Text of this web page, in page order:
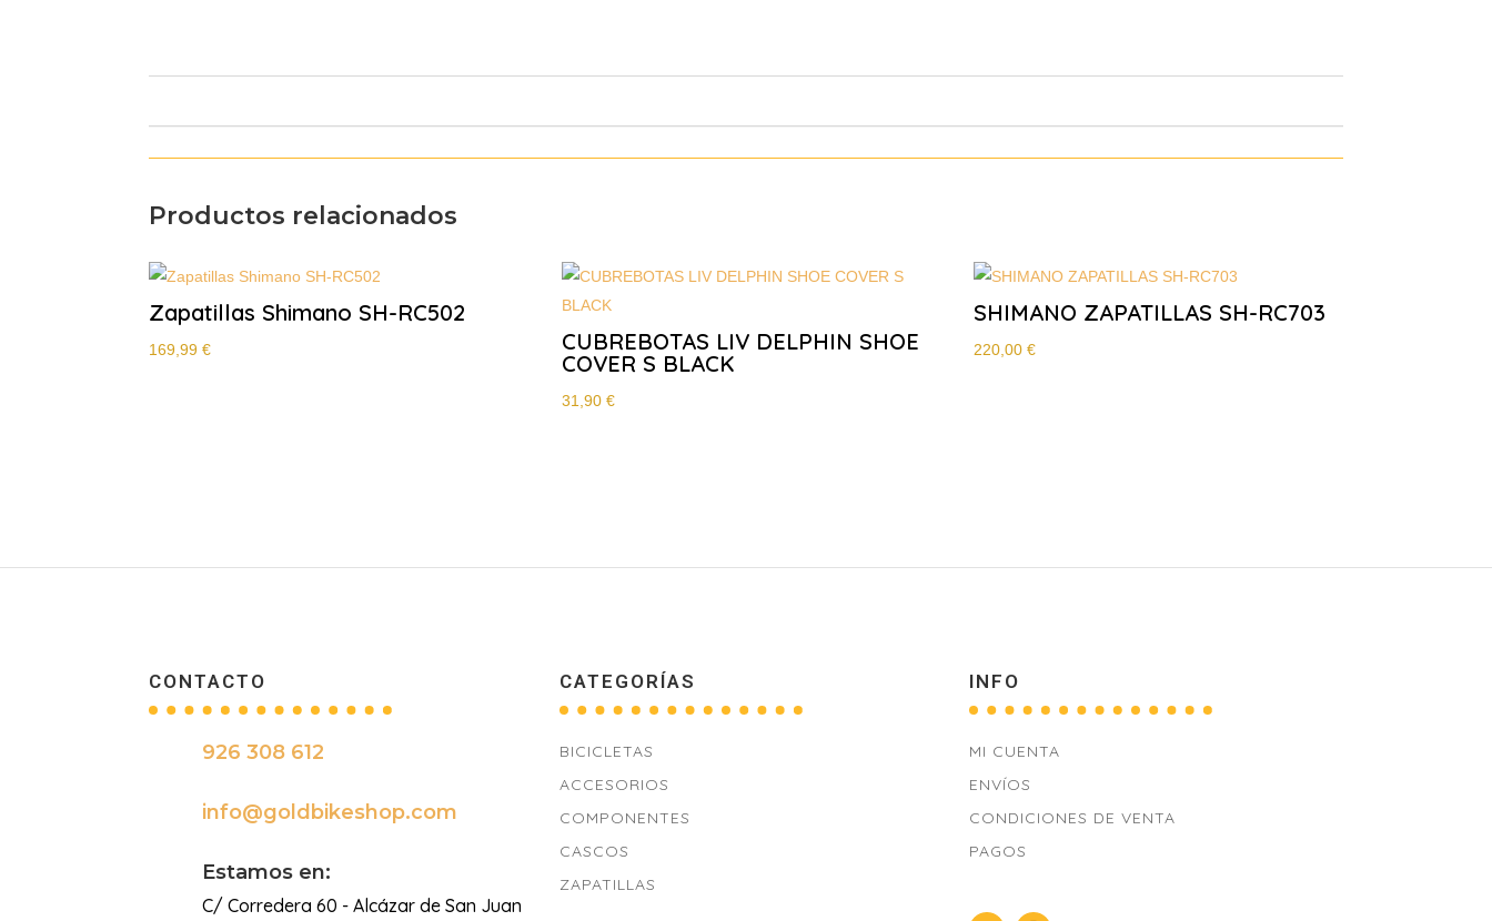
Productos relacionados
Zapatillas Shimano SH-RC502
169,99€
CUBREBOTAS LIV DELPHIN SHOE
COVER S BLACK
31,90 €
SHIMANO ZAPATILLAS SH-RC703
220,00€
CONTACTO
926 308 612
info@goldbikeshop.com
Estamos en:
C/ Corredera 60 - Alcázar de San Juan
CATEGORÍAS
BICICLETAS
ACCESORIOS
COMPONENTES
CASCOS
ZAPATILLAS
INFO
MI CUENTA
ENVÍOS
CONDICIONES DE VENTA
PAGOS